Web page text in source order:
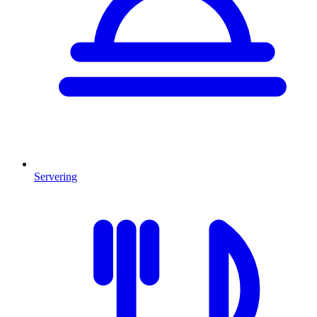
Servering